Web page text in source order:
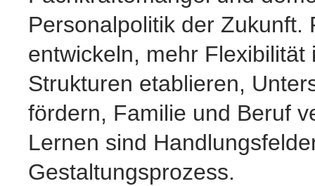
Personalpolitik der
entwickeln, mehr
Strukturen etablieren,
fördern, Familie und Beruf
Lernen sind
Gestaltungsprozess.